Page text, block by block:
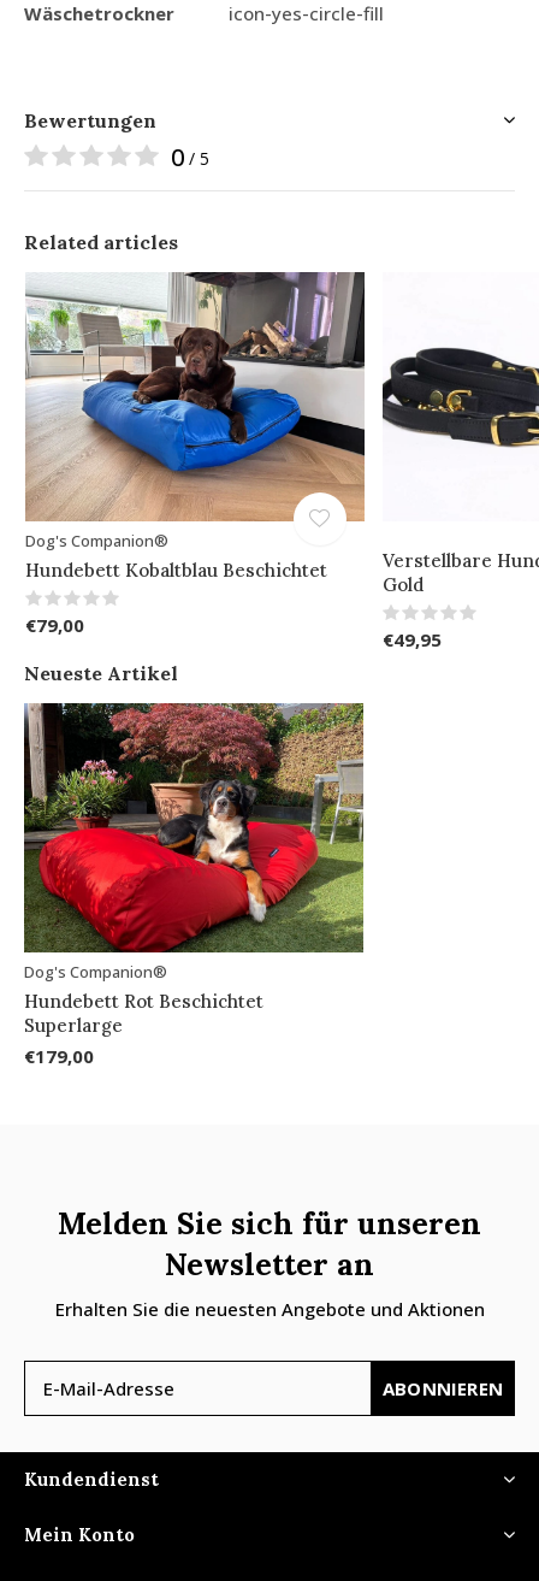
Wäschetrockner
icon-yes-circle-fill
Bewertungen
0 / 5
Related articles
Dog's Companion®
Hundebett Kobaltblau Beschichtet
€79,00
Verstellbare
Gold
€49,95
Neueste Artikel
Dog's Companion®
Hundebett Rot Beschichtet
Superlarge
€179,00
Melden Sie sich für unseren
Newsletter an
Erhalten Sie die neuesten Angebote und Aktionen
ABONNIEREN
Kundendienst
Mein Konto